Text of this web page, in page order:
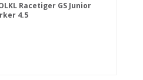
Racetiger GS Junior
4.5